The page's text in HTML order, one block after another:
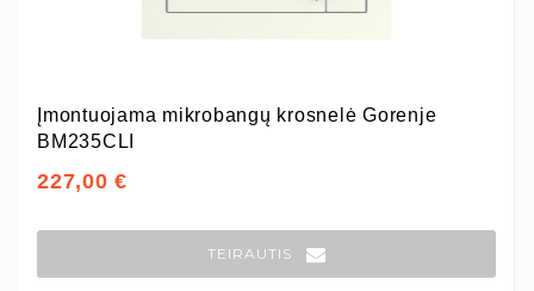
Įmontuojama mikrobangų krosnelė Gorenje
BM235CLI
227,00 €
TEIRAUTIS